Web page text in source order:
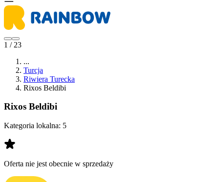
1 / 23
...
Turcja
Riwiera Turecka
Rixos Beldibi
Rixos Beldibi
Kategoria lokalna: 5
Oferta nie jest obecnie w sprzedaży